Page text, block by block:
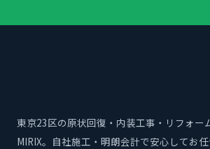
東京23区の原状回復・内装工事・リフォー
MIRIX。自社施工・明朗会計で安心してお任